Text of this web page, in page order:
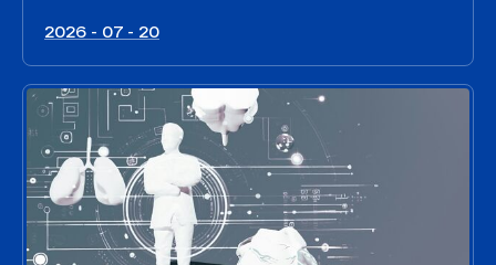
2026 - 07 - 20